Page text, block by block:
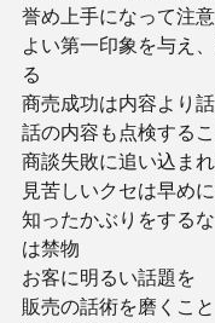
誉め上手になって注
よい第一印象を与え
る
商売成功は内容より
話の内容も点検する
商談失敗に追い込ま
見苦しいクセは早め
知ったかぶりをする
は禁物
お客に明るい話題を
販売の話術を磨くこと